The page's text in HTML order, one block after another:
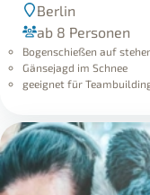
Berlin
ab 8 Personen
Bogenschießen auf
Gänsejagd im Schnee
geeignet für